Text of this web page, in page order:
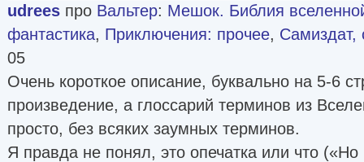
udrees про Вальтер: Мешок. Библия
фантастика, Приключения: прочее, Самиздат,
05
Очень короткое описание, буквально на 5-6
произведение, а глоссарий терминов из
просто, без всяких заумных терминов.
Я правда не понял, это опечатка или что